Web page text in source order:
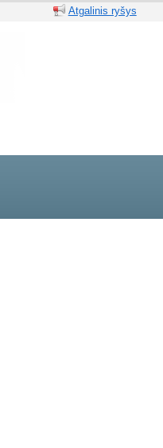
Atgalinis ryšys